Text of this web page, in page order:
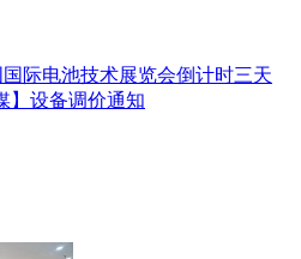
际电池技术展览会倒计时三天
】设备调价通知